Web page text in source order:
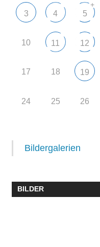
3 4 5
+
10 11 12
17 18 19
24 25 26
Bildergalerien
BILDER